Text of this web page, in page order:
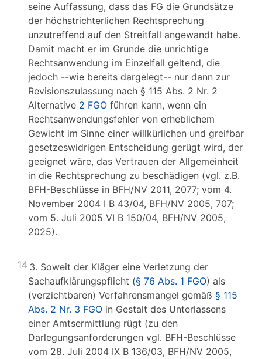
seine Auffassung, dass das FG die Grundsätze
der höchstrichterlichen Rechtsprechung
unzutreffend auf den Streitfall angewandt habe.
Damit macht er im Grunde die unrichtige
Rechtsanwendung im Einzelfall geltend, die
jedoch --wie bereits dargelegt-- nur dann zur
Revisionszulassung nach § 115 Abs. 2 Nr. 2
Alternative 2 FGO führen kann, wenn ein
Rechtsanwendungsfehler von erheblichem
Gewicht im Sinne einer willkürlichen und greifbar
gesetzeswidrigen Entscheidung gerügt wird, der
geeignet wäre, das Vertrauen der Allgemeinheit
in die Rechtsprechung zu beschädigen (vgl. z.B.
BFH-Beschlüsse in BFH/NV 2011, 2077; vom 4.
November 2004 I B 43/04, BFH/NV 2005, 707;
vom 5. Juli 2005 VI B 150/04, BFH/NV 2005,
2025).
14 3. Soweit der Kläger eine Verletzung der
Sachaufklärungspflicht (§ 76 Abs. 1 FGO) als
(verzichtbaren) Verfahrensmangel gemäß § 115
Abs. 2 Nr. 3 FGO in Gestalt des Unterlassens
einer Amtsermittlung rügt (zu den
Darlegungsanforderungen vgl. BFH-Beschlüsse
vom 28. Juli 2004 IX B 136/03, BFH/NV 2005,